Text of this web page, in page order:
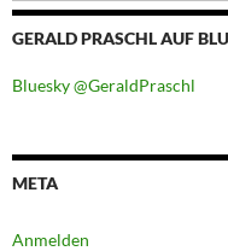
GERALD PRASCHL AUF
Bluesky @GeraldPraschl
META
Anmelden